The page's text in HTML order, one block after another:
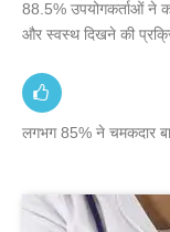
88.5% उपयोगकर्ताओं ने
और स्वस्थ दिखने की
लगभग 85% ने चमकदार